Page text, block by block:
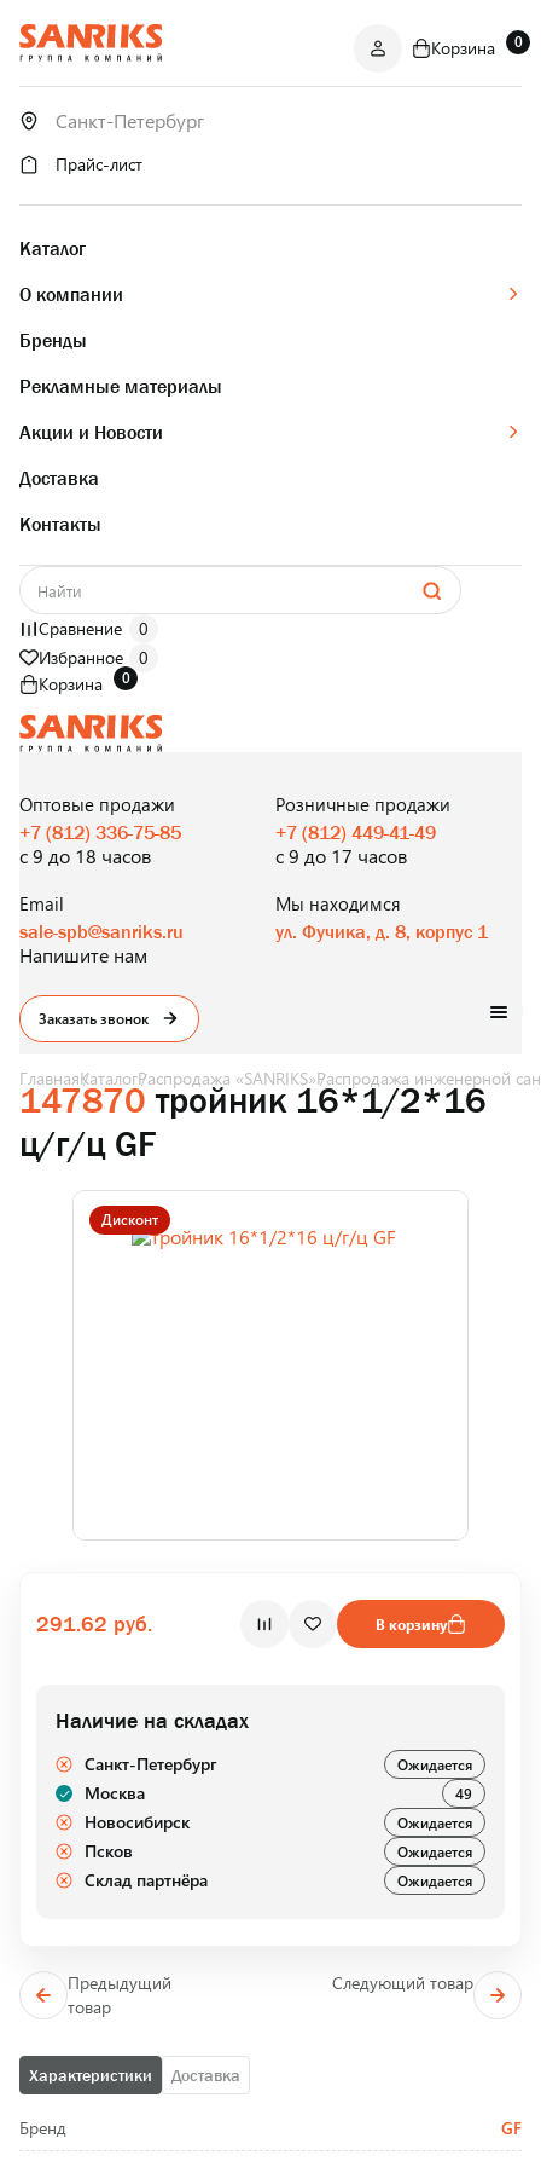
ОПТОМ
И В РОЗНИЦУ
Корзина 0
Прайс-лист
Каталог
О компании
Бренды
Рекламные материалы
Акции и Новости
Доставка
Контакты
Сравнение
0
Избранное
0
Корзина
0
И В РОЗНИЦУ
Оптовые продажи
+7 (812) 336-75-85
с 9 до 18 часов
Розничные продажи
+7 (812) 449-41-49
с 9 до 17 часов
Email
sale-spb@sanriks.ru
Напишите нам
Мы находимся
ул. Фучика, д. 8, корпус 1
Заказать звонок
ГлавнаяКаталогРаспродажа «SANRIKS»Распродажа инженерной
147870 тройник 16*1/2*16
ц/г/ц GF
Дисконт
Характеристики Доставка
Бренд GF
291.62 руб. В корзину
Наличие на складах
Санкт-Петербург Ожидается
Москва 49
Новосибирск Ожидается
Псков Ожидается
Склад партнёра Ожидается
Предыдущий
товар
Следующий товар